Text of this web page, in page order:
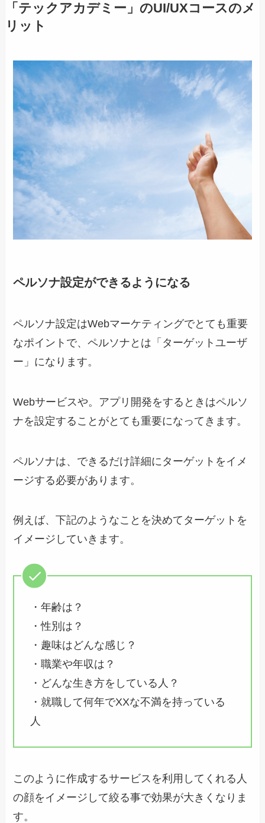
「テックアカデミー」のUI/UXコースのメ
リット
ペルソナ設定ができるようになる
ペルソナ設定はWebマーケティングでとても重要
なポイントで、ペルソナとは「ターゲットユーザ
ー」になります。
Webサービスや。アプリ開発をするときはペルソ
ナを設定することがとても重要になってきます。
ペルソナは、できるだけ詳細にターゲットをイメ
ージする必要があります。
例えば、下記のようなことを決めてターゲットを
イメージしていきます。
・年齢は？
・性別は？
・趣味はどんな感じ？
・職業や年収は？
・どんな生き方をしている人？
・就職して何年でXXな不満を持っている
人
このように作成するサービスを利用してくれる人
の顔をイメージして絞る事で効果が大きくなりま
す。